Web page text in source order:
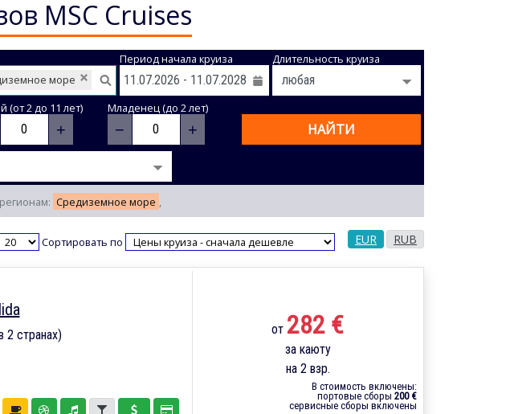
MSC Cruises
море
Период начала круиза Длительность круиза
(от 2 до 11 лет)
+
Младенец (до 2 лет)
− + НАЙТИ
Средиземное море ,
Сортировать по EUR RUB
2 странах) от 282 €
за каюту
на 2 взр.
В стоимость включены:
портовые сборы 200 €
сервисные сборы включены